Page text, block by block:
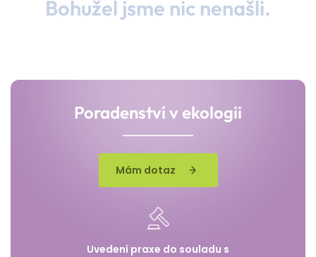
Bohužel jsme nic nenašli.
Poradenství v ekologii
Mám dotaz
Uvedení praxe do souladu s